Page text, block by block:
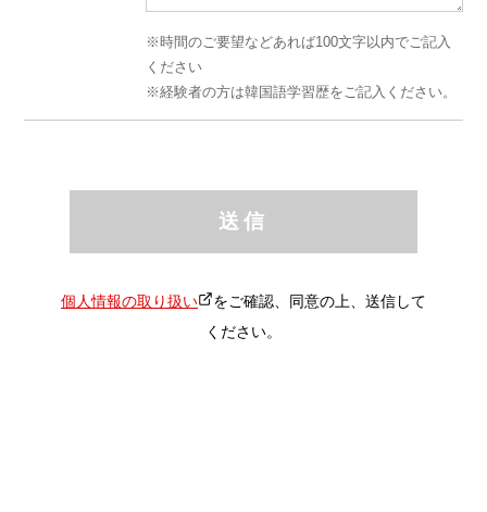
時間のご要望などあれば100文字以内でご記入
ください
経験者の方は韓国語学習歴をご記入ください。
送信
個人情報の取り扱い
をご確認、同意の上、送信して
ください。